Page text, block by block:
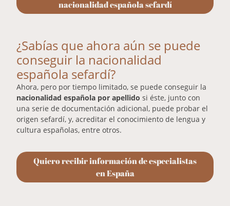
nacionalidad española sefardí
¿Sabías que ahora aún se puede
conseguir la nacionalidad
española sefardí?
Ahora, pero por tiempo limitado, se puede conseguir la
nacionalidad española por apellido si éste, junto con
una serie de documentación adicional, puede probar el
origen sefardí, y, acreditar el conocimiento de lengua y
cultura españolas, entre otros.
Quiero recibir información de especialistas
en España